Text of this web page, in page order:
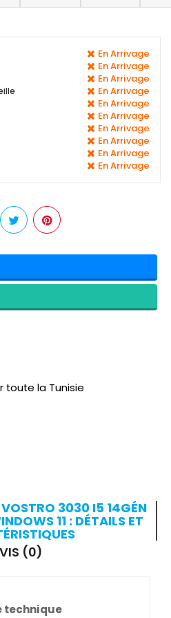
En Arrivage
En Arrivage
En Arrivage
En Arrivage
En Arrivage
En Arrivage
En Arrivage
En Arrivage
En Arrivage
En Arrivage
toute la Tunisie
VOSTRO 3030 I5 14GÉN
11 : DÉTAILS ET
(0)
technique